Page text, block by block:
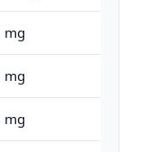
mg
mg
mg